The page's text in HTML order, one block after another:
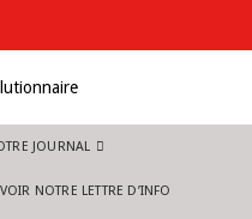
JOURNAL
NOTRE LETTRE D’INFO